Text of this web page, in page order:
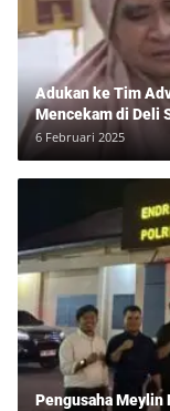
Adukan ke Tim
Mencekam di Deli
Ditangkap Tanpa
6 Februari 2025
Pengusaha Meylin